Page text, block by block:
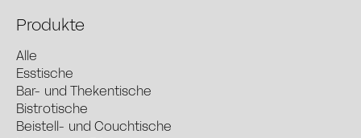
Produkte
Alle
Esstische
Bar- und Thekentische
Bistrotische
Beistell- und Couchtische